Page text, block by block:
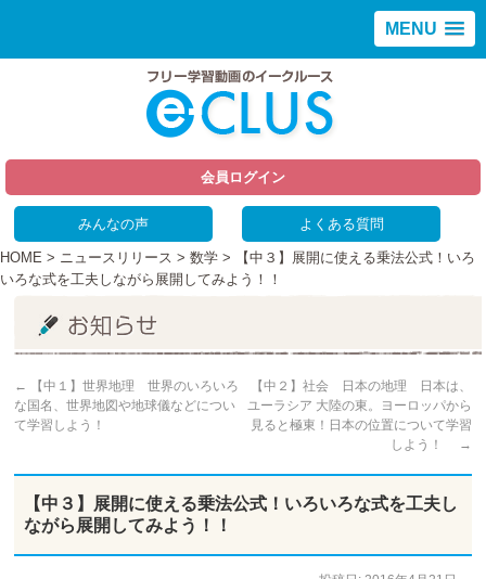
MENU
会員ログイン
みんなの声 よくある質問
HOME > ニュースリリース > 数学 > 【中３】展開に使える乗法公式！いろ
いろな式を工夫しながら展開してみよう！！
←
【中１】世界地理 世界のいろいろ
な国名、世界地図や地球儀などについ
て学習しよう！
【中２】社会 日本の地理 日本は、
ユーラシア 大陸の東。ヨーロッパから
見ると極東！日本の位置について学習
しよう！
→
【中３】展開に使える乗法公式！いろいろな式を工夫し
ながら展開してみよう！！